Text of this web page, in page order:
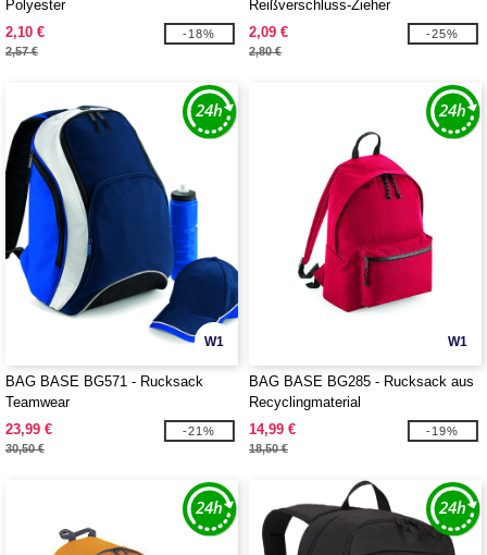
Polyester
2,10 €
2,57 €
-18%
Reißverschluss-Zieher
2,09 €
2,80 €
-25%
W1
BAG BASE BG571 - Rucksack
Teamwear
23,99 €
30,50 €
-21%
W1
BAG BASE BG285 - Rucksack aus
Recyclingmaterial
14,99 €
18,50 €
-19%